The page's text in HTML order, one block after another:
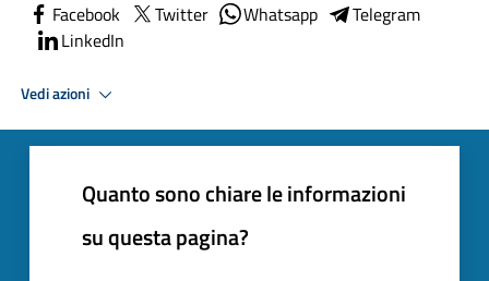
Facebook Twitter Whatsapp
Telegram
LinkedIn
Vedi azioni
Quanto sono chiare le informazioni
su questa pagina?